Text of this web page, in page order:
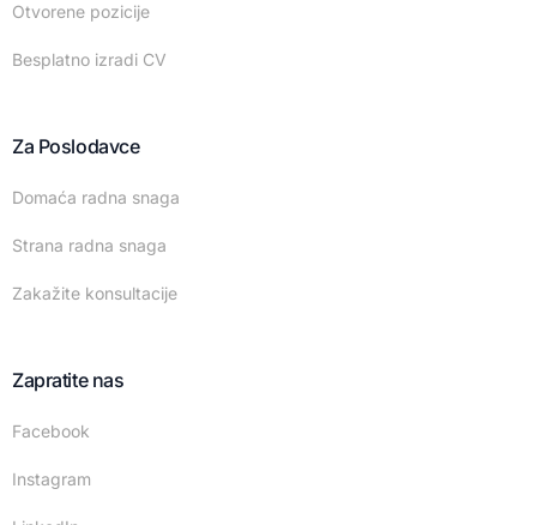
Otvorene pozicije
Besplatno izradi CV
Za Poslodavce
Domaća radna snaga
Strana radna snaga
Zakažite konsultacije
Zapratite nas
Facebook
Instagram